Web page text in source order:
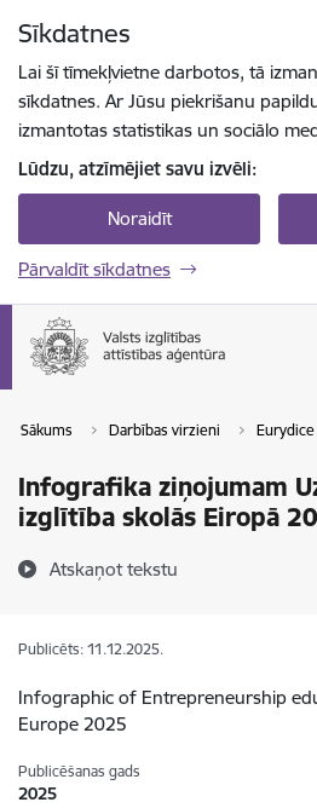
Sīkdatnes
Lai šī tīmekļvietne darbotos, tā
sīkdatnes. Ar Jūsu piekrišanu
izmantotas statistikas un sociālo
Lūdzu, atzīmējiet savu izvēli:
Noraidīt
Pārvaldīt sīkdatnes
Sākums Darbības virzieni Eurydice
Infografika ziņojumam
izglītība skolās Eiropā
Atskaņot tekstu
Publicēts: 11.12.2025.
Infographic of Entrepreneurship
Europe 2025
Publicēšanas gads
2025